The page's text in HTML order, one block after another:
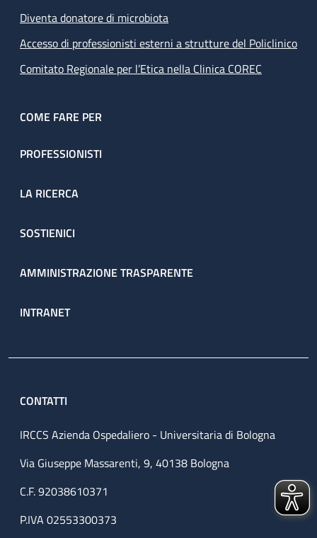
Diventa donatore di microbiota
Accesso di professionisti esterni a strutture del Policlinico
Comitato Regionale per l’Etica nella Clinica COREC
COME FARE PER
PROFESSIONISTI
LA RICERCA
SOSTIENICI
AMMINISTRAZIONE TRASPARENTE
INTRANET
CONTATTI
IRCCS Azienda Ospedaliero - Universitaria di Bologna
Via Giuseppe Massarenti, 9, 40138 Bologna
C.F. 92038610371
P.IVA 02553300373